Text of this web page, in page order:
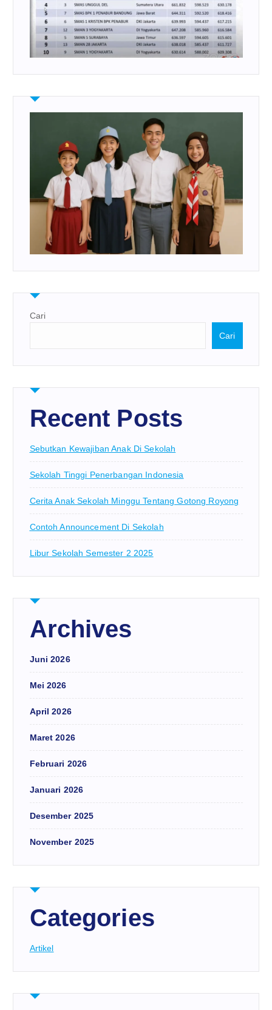
Cari
Cari
Recent Posts
Sebutkan Kewajiban Anak Di Sekolah
Sekolah Tinggi Penerbangan Indonesia
Cerita Anak Sekolah Minggu Tentang Gotong Royong
Contoh Announcement Di Sekolah
Libur Sekolah Semester 2 2025
Archives
Juni 2026
Mei 2026
April 2026
Maret 2026
Februari 2026
Januari 2026
Desember 2025
November 2025
Categories
Artikel